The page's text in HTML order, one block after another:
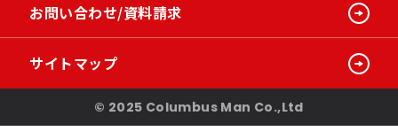
お問い合わせ/資料請求
サイトマップ
© 2025 Columbus Man Co.,Ltd